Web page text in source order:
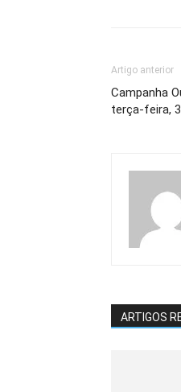
Artigo anterior
Campanha
terça-feira,
ARTIGOS